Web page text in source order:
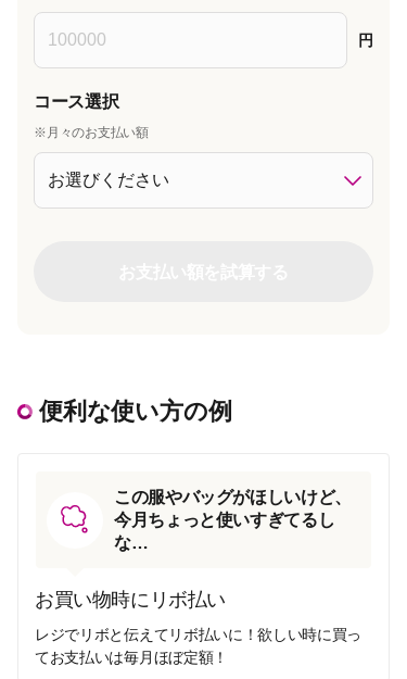
円
コース選択
※月々のお支払い額
便利な使い方の例
この服やバッグがほしいけど、
今月ちょっと使いすぎてるし
な…
お買い物時にリボ払い
レジでリボと伝えてリボ払いに！欲しい時に買っ
てお支払いは毎月ほぼ定額！